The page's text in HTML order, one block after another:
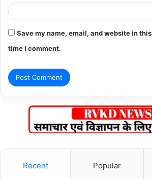
Save my name, email, and website in
time I comment.
Recent Popular